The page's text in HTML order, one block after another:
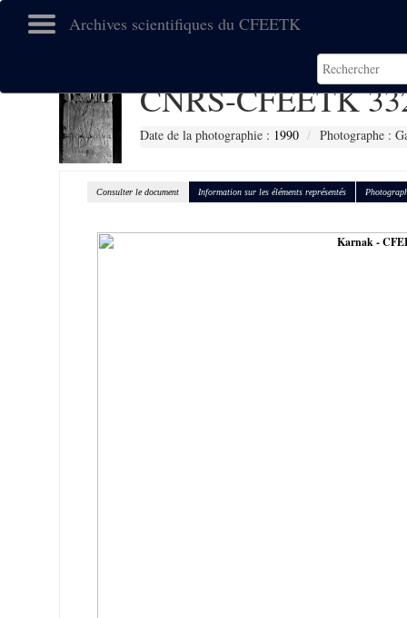
Archives scientifiques du CFEETK
CNRS-CFEETK
Date de la photographie : 1990 Photographe :
Consulter le document Information sur les éléments représentés